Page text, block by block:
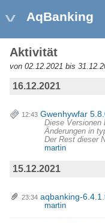
AqBanking
Aktivität
von 02.12.2021 bis
16.12.2021
12:43 Gwenhywfar
Diese Versionen
Änderungen in
Der Rest dieser
martin
15.12.2021
23:34 aqbanking-
martin